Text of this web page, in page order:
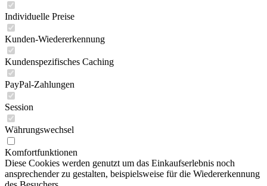
Individuelle Preise
Kunden-Wiedererkennung
Kundenspezifisches Caching
PayPal-Zahlungen
Session
Währungswechsel
Komfortfunktionen
Diese Cookies werden genutzt um das Einkaufserlebnis noch
ansprechender zu gestalten, beispielsweise für die Wiedererkennung